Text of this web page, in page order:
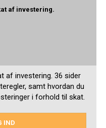
af investering.
af investering. 36 sider
samt hvordan du
i forhold til skat.
IND